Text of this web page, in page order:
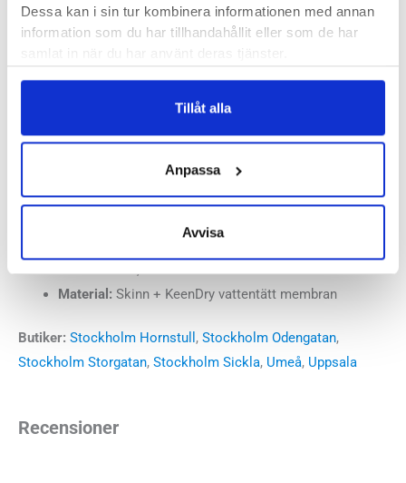
Dessa kan i sin tur kombinera informationen med annan
information som du har tillhandahållit eller som de har
samlat in när du har använt deras tjänster.
Tillåt alla
Anpassa
Avvisa
Produktegenskaper
Keen Kaci III Winter Mid Waterproof Boot är en rymlig och
den passar särskilt bra för dig med något bredare fötter eller
du som vill ha mer utrymme i dina skor. Kaci III har också ett
vattentätt membran och ett lätt lager isolering för att klara
Material: Skinn + KeenDry vattentätt membran
Butiker: Stockholm Hornstull , Stockholm Odengatan,
Stockholm Storgatan, Stockholm Sickla, Umeå, Uppsala
Recensioner